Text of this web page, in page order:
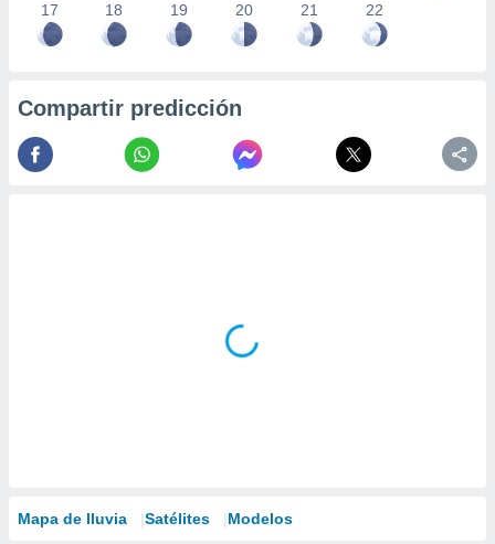
17 18 19 20 21 22
Compartir predicción
Mapa de lluvia Satélites Modelos